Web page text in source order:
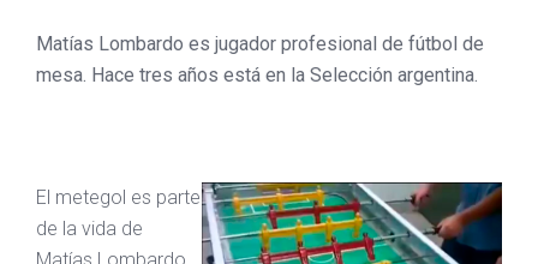
Matías Lombardo es jugador profesional de fútbol de
mesa. Hace tres años está en la Selección argentina.
El metegol es parte
de la vida de